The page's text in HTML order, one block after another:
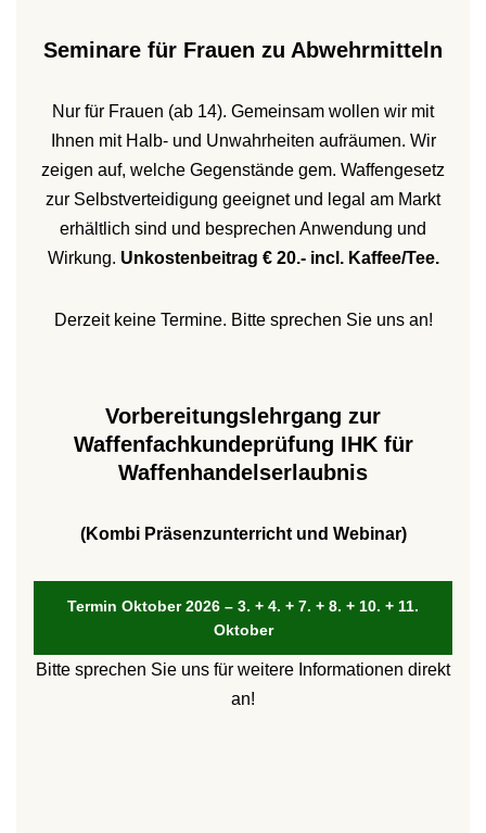
Seminare für Frauen zu Abwehrmitteln
Nur für Frauen (ab 14). Gemeinsam wollen wir mit
Ihnen mit Halb- und Unwahrheiten aufräumen. Wir
zeigen auf, welche Gegenstände gem. Waffengesetz
zur Selbstverteidigung geeignet und legal am Markt
erhältlich sind und besprechen Anwendung und
Wirkung. Unkostenbeitrag € 20.- incl. Kaffee/Tee.
Derzeit keine Termine. Bitte sprechen Sie uns an!
Vorbereitungslehrgang zur
Waffenfachkundeprüfung IHK für
Waffenhandelserlaubnis
(Kombi Präsenzunterricht und Webinar)
Termin Oktober 2026 – 3. + 4. + 7. + 8. + 10. + 11.
Oktober
Bitte sprechen Sie uns für weitere Informationen direkt
an!